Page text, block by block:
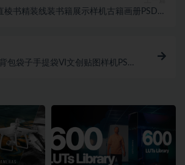
棱书精装线装书籍展示样机古籍画册PSD贴
包袋子手提袋VI文创贴图样机PSD